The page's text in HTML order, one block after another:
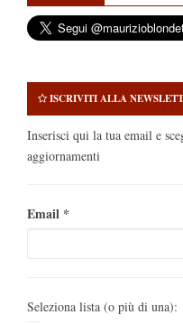
ISCRIVITI ALLA
Inserisci qui la tua email e
aggiornamenti
Email *
Seleziona lista (o più di una):